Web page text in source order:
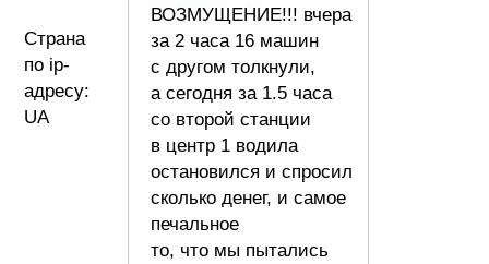
Страна
по ip-
адресу:
UA
ВОЗМУЩЕНИЕ!!! вчера
за 2 часа 16 машин
с другом толкнули,
а сегодня за 1.5 часа
со второй станции
в центр 1 водила
остановился и спросил
сколько денег, и самое
печальное
то, что мы пытались